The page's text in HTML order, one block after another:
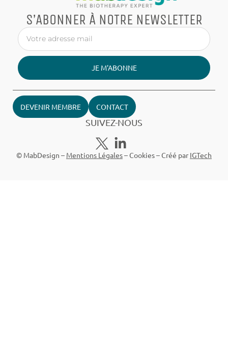
S’ABONNER À NOTRE NEWSLETTER
JE M'ABONNE
DEVENIR MEMBRE CONTACT
SUIVEZ-NOUS
© MabDesign – Mentions Légales–Cookies– Créé parIGTech